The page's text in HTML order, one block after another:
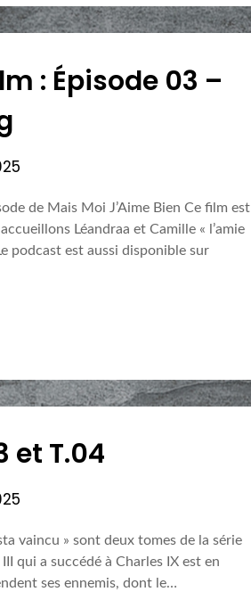
: Épisode 03 –
de Mais Moi J’Aime Bien Ce film est
Léandraa et Camille « l’amie
podcast est aussi disponible sur
et T.04
vaincu » sont deux tomes de la série
qui a succédé à Charles IX est en
ses ennemis, dont le…